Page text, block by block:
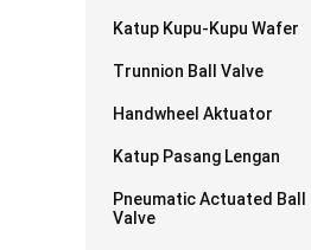
Katup Kupu-Kupu Wafer
Trunnion Ball Valve
Handwheel Aktuator
Katup Pasang Lengan
Pneumatic Actuated Ball
Valve